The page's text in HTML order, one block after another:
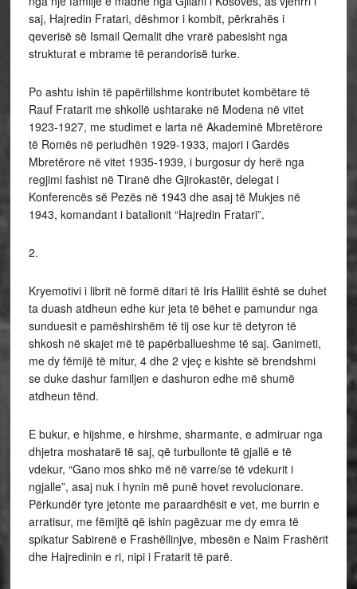
saj, Hajredin Fratari, dëshmor i kombit, përkrahës i
qeverisë së Ismail Qemalit dhe vrarë pabesisht nga
strukturat e mbrame të perandorisë turke.
Po ashtu ishin të papërfillshme kontributet kombëtare të
Rauf Fratarit me shkollë ushtarake në Modena në vitet
1923-1927, me studimet e larta në Akademinë Mbretërore
të Romës në periudhën 1929-1933, majori i Gardës
Mbretërore në vitet 1935-1939, i burgosur dy herë nga
regjimi fashist në Tiranë dhe Gjirokastër, delegat i
Konferencës së Pezës në 1943 dhe asaj të Mukjes në
1943, komandant i batalionit “Hajredin Fratari”.
2.
Kryemotivi i librit në formë ditari të Iris Halilit është se duhet
ta duash atdheun edhe kur jeta të bëhet e pamundur nga
sunduesit e pamëshirshëm të tij ose kur të detyron të
shkosh në skajet më të papërballueshme të saj. Ganimeti,
me dy fëmijë të mitur, 4 dhe 2 vjeç e kishte së brendshmi
se duke dashur familjen e dashuron edhe më shumë
atdheun tënd.
E bukur, e hijshme, e hirshme, sharmante, e admiruar nga
dhjetra moshatarë të saj, që turbullonte të gjallë e të
vdekur, “Gano mos shko më në varre/se të vdekurit i
ngjalle”, asaj nuk i hynin më punë hovet revolucionare.
Përkundër tyre jetonte me paraardhësit e vet, me burrin e
arratisur, me fëmijtë që ishin pagëzuar me dy emra të
spikatur Sabirenë e Frashëllinjve, mbesën e Naim Frashërit
dhe Hajredinin e ri, nipi i Fratarit të parë.